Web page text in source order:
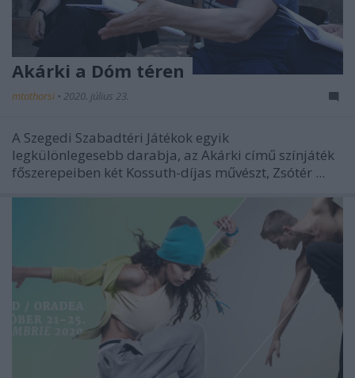
Akárki a Dóm téren
mtothorsi • 2020. július 23.
A Szegedi Szabadtéri Játékok egyik
legkülönlegesebb darabja, az Akárki című színjáték
főszerepeiben két Kossuth-díjas művészt, Zsótér ...